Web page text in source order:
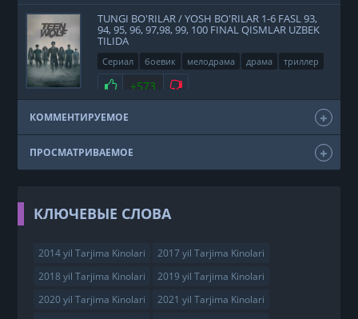
TUNGI BO'RILAR / YOSH BO'RILAR 1-6 FASL 93,
94, 95, 96, 97,98, 99, 100 FINAL QISMLAR UZBEK
TILIDA
Сериал боевик мелодрама драма
триллер
фэнтези
США 2011
Нравится
+573 Не нравится
КОММЕНТИРУЕМОЕ
ПРОСМАТРИВАЕМОЕ
КЛЮЧЕВЫЕ СЛОВА
2014 yil Tarjima Kinolari
2017 yil Tarjima Kinolari
2018 yil Tarjima Kinolari
2019 yil Tarjima Kinolari
2020 yil Tarjima Kinolari
2021 yil Tarjima Kinolari